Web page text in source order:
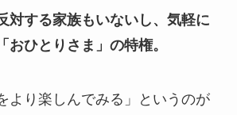
対する家族もいないし、気軽に
おひとりさま」の特権。
より楽しんでみる」というのが